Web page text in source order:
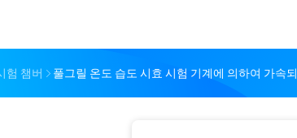
험 챔버 풀그릴 온도 습도 시효 시험 기계에 의하여 가속